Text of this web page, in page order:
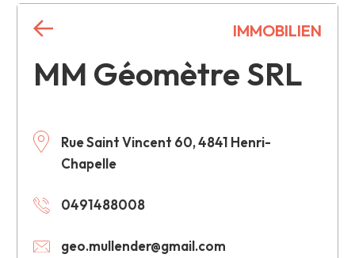
MM Géomètre SRL
Rue Saint Vincent 60, 4841 Henri-
Chapelle
0491488008
geo.mullender@gmail.com
IMMOBILIEN
+
−